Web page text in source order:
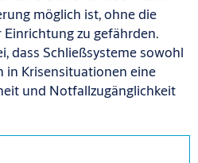
möglich ist, ohne die
zu gefährden.
dass Schließsysteme sowohl
in Krisensituationen eine
und Notfallzugänglichkeit